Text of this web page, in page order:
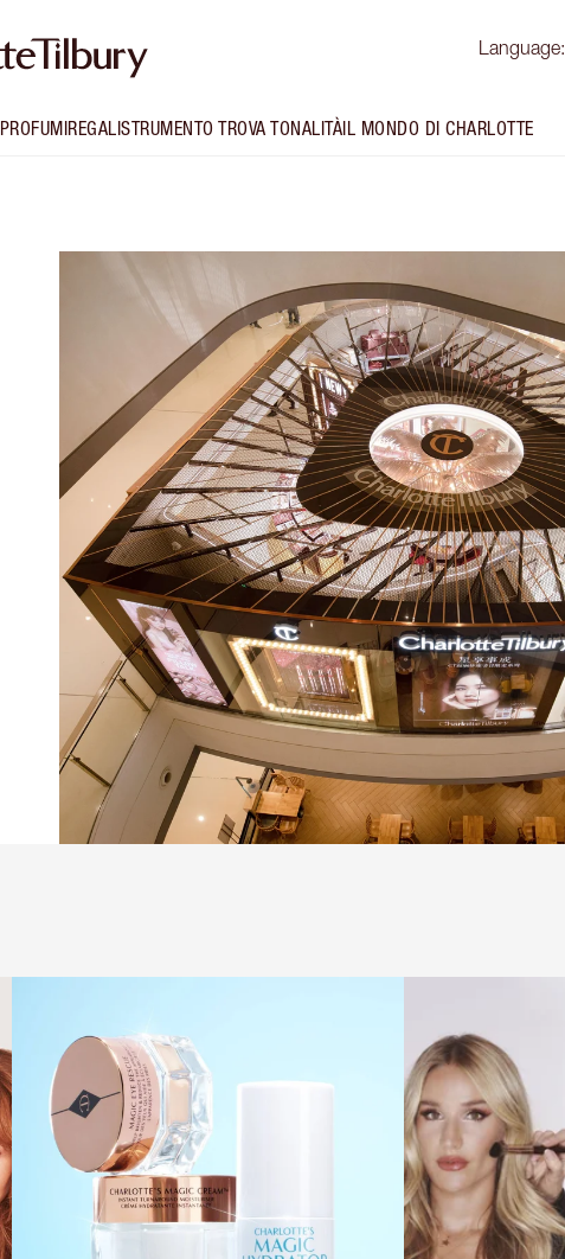
Language:
PROFUMIREGALISTRUMENTO TROVA TONALITÀIL MONDO DI CHARLOTTE